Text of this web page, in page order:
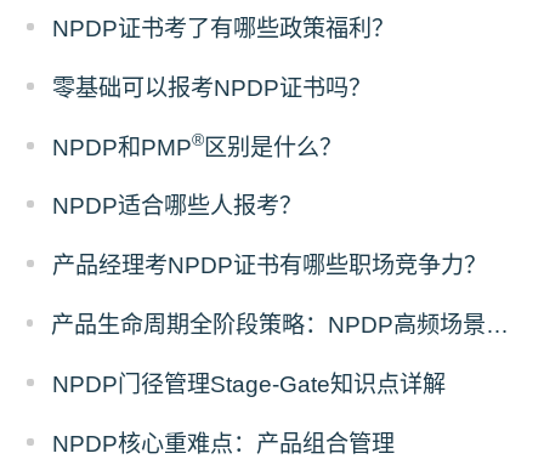
NPDP证书考了有哪些政策福利？
零基础可以报考NPDP证书吗？
NPDP和PMP®区别是什么？
NPDP适合哪些人报考？
产品经理考NPDP证书有哪些职场竞争力？
产品生命周期全阶段策略：NPDP高频场景题答题模板
NPDP门径管理Stage-Gate知识点详解
NPDP核心重难点：产品组合管理